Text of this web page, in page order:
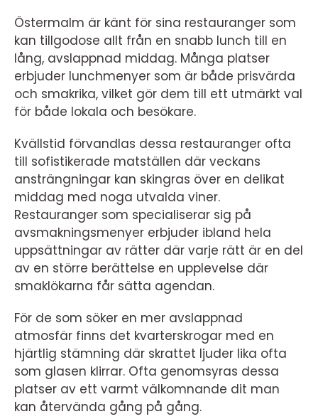
Östermalm är känt för sina restauranger som
kan tillgodose allt från en snabb lunch till en
lång, avslappnad middag. Många platser
erbjuder lunchmenyer som är både prisvärda
och smakrika, vilket gör dem till ett utmärkt val
för både lokala och besökare.
Kvällstid förvandlas dessa restauranger ofta
till sofistikerade matställen där veckans
ansträngningar kan skingras över en delikat
middag med noga utvalda viner.
Restauranger som specialiserar sig på
avsmakningsmenyer erbjuder ibland hela
uppsättningar av rätter där varje rätt är en del
av en större berättelse en upplevelse där
smaklökarna får sätta agendan.
För de som söker en mer avslappnad
atmosfär finns det kvarterskrogar med en
hjärtlig stämning där skrattet ljuder lika ofta
som glasen klirrar. Ofta genomsyras dessa
platser av ett varmt välkomnande dit man
kan återvända gång på gång.